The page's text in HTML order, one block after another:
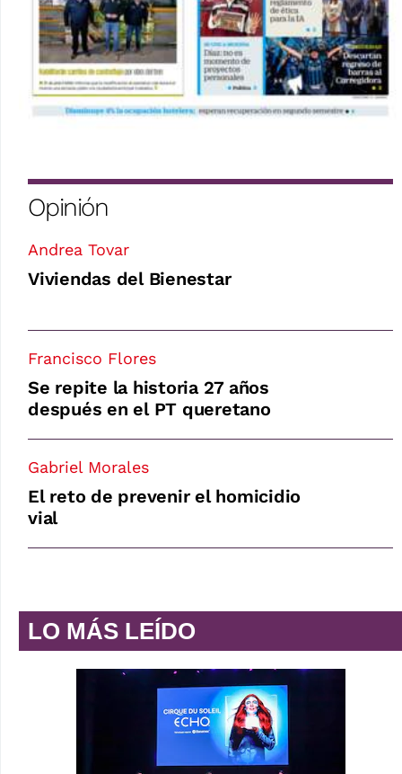
Opinión
Andrea Tovar
Viviendas del Bienestar
Francisco Flores
Se repite la historia 27 años
después en el PT queretano
Gabriel Morales
El reto de prevenir el homicidio
vial
LO MÁS LEÍDO